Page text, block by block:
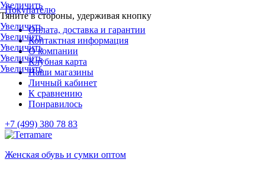
Покупателю
Оплата, доставка и гарантии
Контактная информация
О компании
Клубная карта
Наши магазины
Личный кабинет
К сравнению
Понравилось
+7 (499) 380 78 83
Женская обувь и сумки оптом
Увеличить
Тяните в стороны, удерживая кнопку
Увеличить
Увеличить
Увеличить
Увеличить
Увеличить